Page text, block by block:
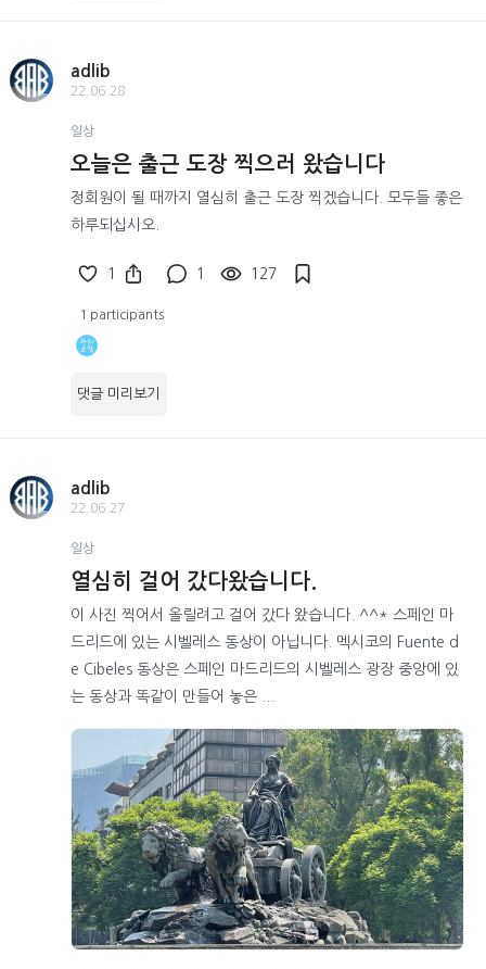
adlib
22.06.28
일상
오늘은 출근 도장 찍으러 왔습니다
정회원이 될 때까지 열심히 출근 도장 찍겠습니다. 모두들 좋은
하루되십시오.
1 1 127
1 participants
댓글 미리보기
adlib
22.06.27
일상
열심히 걸어 갔다왔습니다.
이 사진 찍어서 올릴려고 걸어 갔다 왔습니다. ^^* 스페인 마
드리드에 있는 시벨레스 동상이 아닙니다. 멕시코의 Fuente d
e Cibeles 동상은 스페인 마드리드의 시벨레스 광장 중앙에 있
는 동상과 똑같이 만들어 놓은 ...